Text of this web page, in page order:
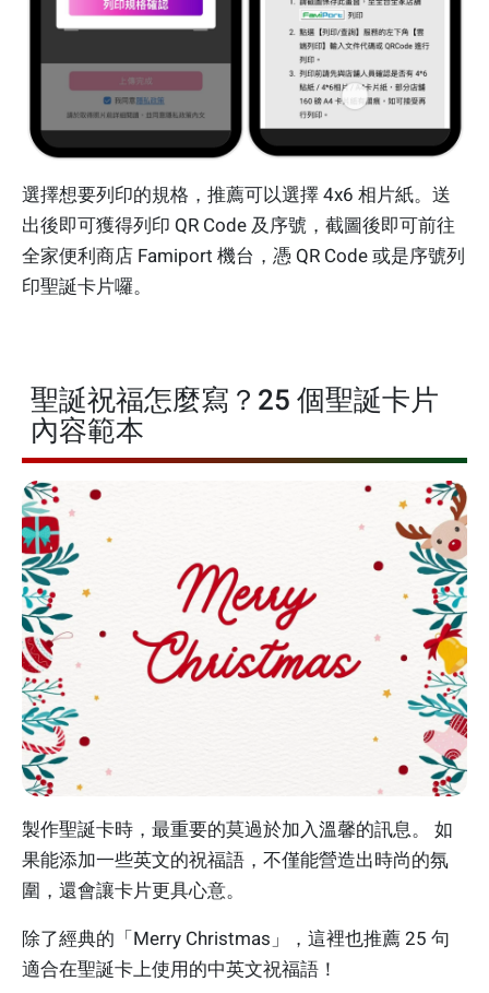
選擇想要列印的規格，推薦可以選擇 4x6 相片紙。送
出後即可獲得列印 QR Code 及序號，截圖後即可前往
全家便利商店 Famiport 機台，憑 QR Code 或是序號列
印聖誕卡片囉。
聖誕祝福怎麼寫？25 個聖誕卡片
內容範本
製作聖誕卡時，最重要的莫過於加入溫馨的訊息。 如
果能添加一些英文的祝福語，不僅能營造出時尚的氛
圍，還會讓卡片更具心意。
除了經典的「Merry Christmas」，這裡也推薦 25 句
適合在聖誕卡上使用的中英文祝福語！